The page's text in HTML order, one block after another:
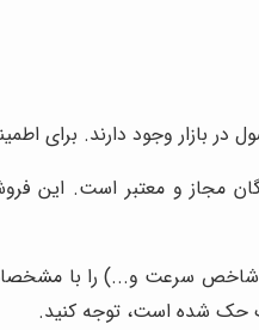
بازار وجود دارند. برای
مجاز و معتبر است. این
سرعت و...) را با